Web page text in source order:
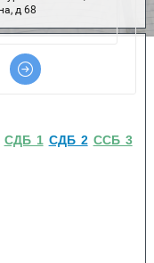
СДБ 1 СДБ 2 ССБ 3